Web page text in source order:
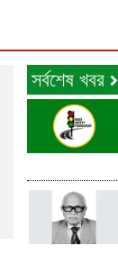
সর্বশেষ খবর